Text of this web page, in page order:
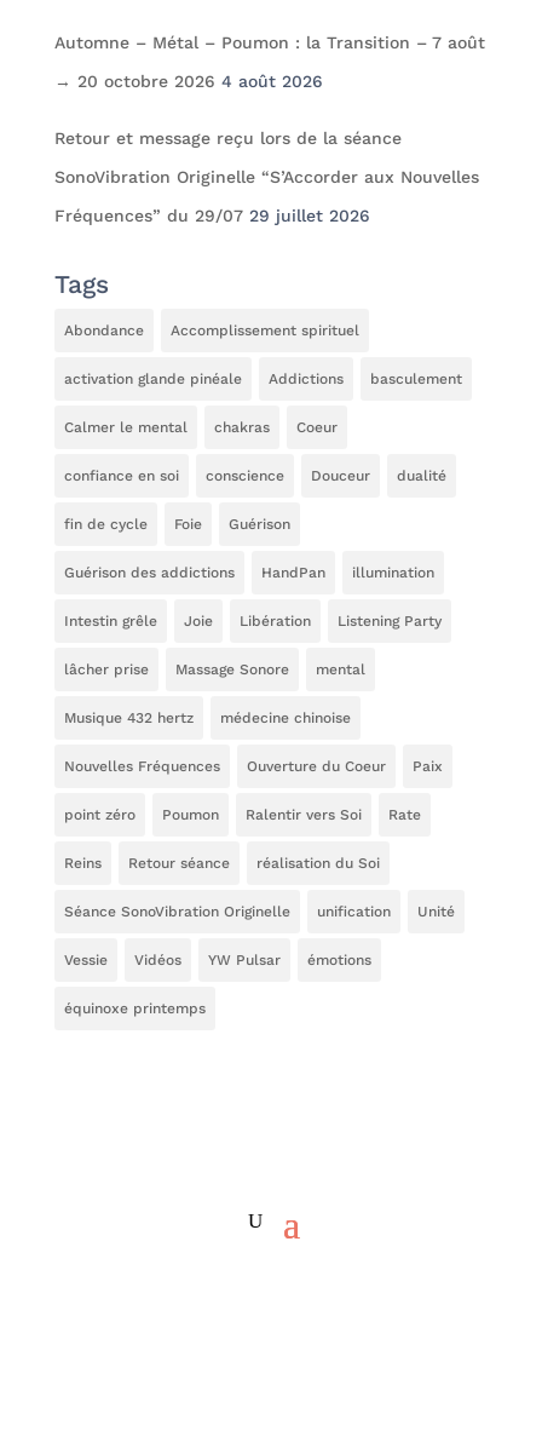
Automne – Métal – Poumon : la Transition – 7 août
→ 20 octobre 2026 4 août 2026
Retour et message reçu lors de la séance
SonoVibration Originelle “S’Accorder aux Nouvelles
Fréquences” du 29/07 29 juillet 2026
Tags
Abondance Accomplissement spirituel
activation glande pinéale Addictions basculement
Calmer le mental chakras Coeur
confiance en soi conscience Douceur dualité
fin de cycle Foie Guérison
Guérison des addictions HandPan illumination
Intestin grêle Joie Libération Listening Party
lâcher prise Massage Sonore mental
Musique 432 hertz médecine chinoise
Nouvelles Fréquences Ouverture du Coeur Paix
point zéro Poumon Ralentir vers Soi Rate
Reins Retour séance réalisation du Soi
Séance SonoVibration Originelle unification Unité
Vessie Vidéos YW Pulsar émotions
équinoxe printemps